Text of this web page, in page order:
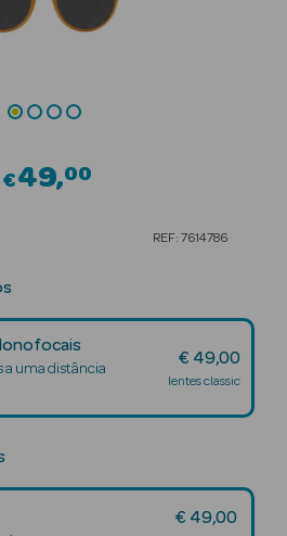
€49 00
REF: 7614786
a uma distância
€ 49,00
lentes classic
€ 49,00